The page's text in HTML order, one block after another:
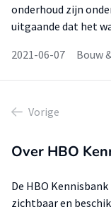
onderhoud zijn
uitgaande dat het
2021-06-07
Bouw
Vorige
Over HBO
De HBO
zichtbaar en